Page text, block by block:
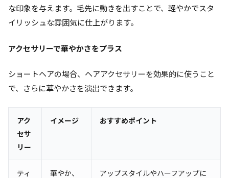
な印象を与えます。毛先に動きを出すことで、軽やかでスタ
イリッシュな雰囲気に仕上がります。
アクセサリーで華やかさをプラス
ショートヘアの場合、ヘアアクセサリーを効果的に使うこと
で、さらに華やかさを演出できます。
アク
セサ
リー
イメージ おすすめポイント
ティ
華やか、
アップスタイルやハーフアップに